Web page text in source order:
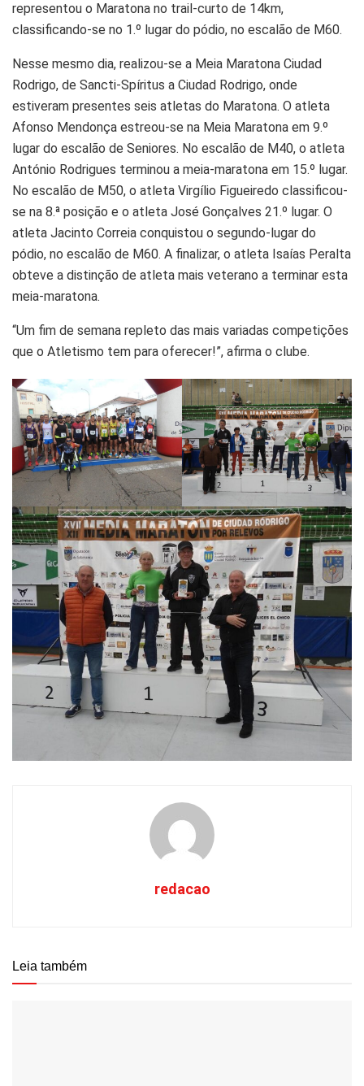
representou o Maratona no trail-curto de 14km,
classificando-se no 1.º lugar do pódio, no escalão de M60.
Nesse mesmo dia, realizou-se a Meia Maratona Ciudad
Rodrigo, de Sancti-Spíritus a Ciudad Rodrigo, onde
estiveram presentes seis atletas do Maratona. O atleta
Afonso Mendonça estreou-se na Meia Maratona em 9.º
lugar do escalão de Seniores. No escalão de M40, o atleta
António Rodrigues terminou a meia-maratona em 15.º lugar.
No escalão de M50, o atleta Virgílio Figueiredo classificou-
se na 8.ª posição e o atleta José Gonçalves 21.º lugar. O
atleta Jacinto Correia conquistou o segundo-lugar do
pódio, no escalão de M60. A finalizar, o atleta Isaías Peralta
obteve a distinção de atleta mais veterano a terminar esta
meia-maratona.
“Um fim de semana repleto das mais variadas competições
que o Atletismo tem para oferecer!”, afirma o clube.
redacao
Leia também